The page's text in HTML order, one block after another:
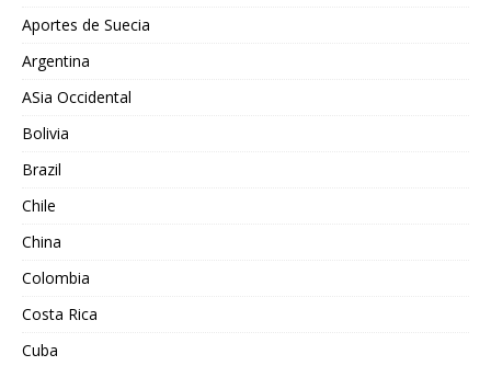
Aportes de Suecia
Argentina
ASia Occidental
Bolivia
Brazil
Chile
China
Colombia
Costa Rica
Cuba